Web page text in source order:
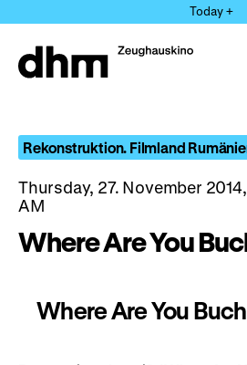
directly
the
Today +
Rekonstruktion. Filmland
Thursday, 27. November
AM
Where Are You
Where Are You